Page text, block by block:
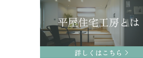
平屋住宅工房とは
詳しくはこちら